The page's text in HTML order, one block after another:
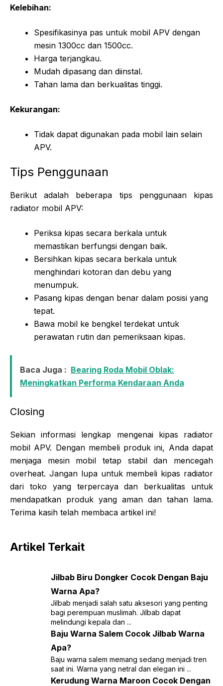
Kelebihan:
Spesifikasinya pas untuk mobil APV dengan
mesin 1300cc dan 1500cc.
Harga terjangkau.
Mudah dipasang dan diinstal.
Tahan lama dan berkualitas tinggi.
Kekurangan:
Tidak dapat digunakan pada mobil lain selain
APV.
Tips Penggunaan
Berikut adalah beberapa tips penggunaan kipas
radiator mobil APV:
Periksa kipas secara berkala untuk
memastikan berfungsi dengan baik.
Bersihkan kipas secara berkala untuk
menghindari kotoran dan debu yang
menumpuk.
Pasang kipas dengan benar dalam posisi yang
tepat.
Bawa mobil ke bengkel terdekat untuk
perawatan rutin dan pemeriksaan kipas.
Baca Juga : Bearing Roda Mobil Oblak:
Meningkatkan Performa Kendaraan Anda
Closing
Sekian informasi lengkap mengenai kipas radiator
mobil APV. Dengan membeli produk ini, Anda dapat
menjaga mesin mobil tetap stabil dan mencegah
overheat. Jangan lupa untuk membeli kipas radiator
dari toko yang terpercaya dan berkualitas untuk
mendapatkan produk yang aman dan tahan lama.
Terima kasih telah membaca artikel ini!
Artikel Terkait
Jilbab Biru Dongker Cocok Dengan Baju
Warna Apa?
Jilbab menjadi salah satu aksesori yang penting
bagi perempuan muslimah. Jilbab dapat
melindungi kepala dan ...
Baju Warna Salem Cocok Jilbab Warna
Apa?
Baju warna salem memang sedang menjadi tren
saat ini. Warna yang netral dan elegan ini ...
Kerudung Warna Maroon Cocok Dengan